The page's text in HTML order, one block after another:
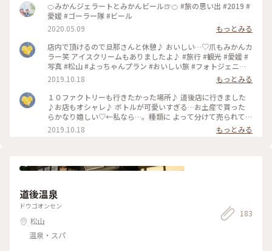
🍊みかんジェラートとみかんビール🍺🍊 #旅の思い出 #2019 #
愛媛 #ゴーラー隊 #ビール
2020.05.09
もっとみる
店内で頂けるので旦那さんと休憩♪ おいしい…♡爪もみかんカ
ラー笑 アイスクリームもありましたよ♪ #旅行 #観光 #愛媛 #
写真 #松山 #よっちゃんプラン #おいしい旅 #フォトジェニッ
2019.10.18
もっとみる
１０ファクトリーも行きたかった場所♪ 道後店に行きました
♪お店もオシャレ♪ ボトルが可愛いすぎる…お土産で貰った
らかなり嬉しい♡←私なら…。種類に よって分けて売られてい
るので悩む…。 #旅行 #観光 #愛媛 #写真 #松山 #よっちゃんプ
ラン #おいしい旅 #フォトジェニック #インスタ映え #ジュー
2019.10.18 もっとみる
道後温泉
ドウゴオンセン
松山
温泉・スパ
183